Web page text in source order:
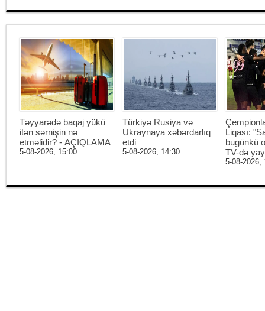
Təyyarədə baqaj yükü
itən sərnişin nə
etməlidir? - AÇIQLAMA
5-08-2026, 15:00
Türkiyə Rusiya və
Ukraynaya xəbərdarlıq
etdi
5-08-2026, 14:30
Liqası:
bugünkü
TV-də
5-08-2026,